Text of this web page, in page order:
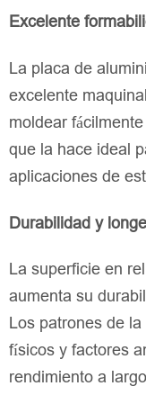
Excelente
La placa de
excelente
moldear
que la hace ideal
aplicaciones de
Durabilidad y
La superficie en
aumenta su
Los patrones de
físicos y factores
rendimiento a